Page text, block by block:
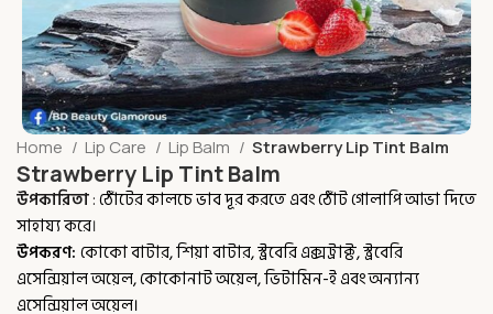
Home Lip Care Lip Balm Strawberry Lip Tint Balm
Strawberry Lip Tint Balm
উপকারিতা:ঠোঁটের কালচে ভাব দূর করতে এবং ঠোঁট গোলাপি আভা দিতে
সাহায্য করে।
উপকরণ:কোকো বাটার, শিয়া বাটার, স্ট্রবেরি এক্সট্রাক্ট, স্ট্রবেরি
এসেন্সিয়াল অয়েল, কোকোনাট অয়েল, ভিটামিন-ই এবং অন্যান্য
এসেন্সিয়াল অয়েল।